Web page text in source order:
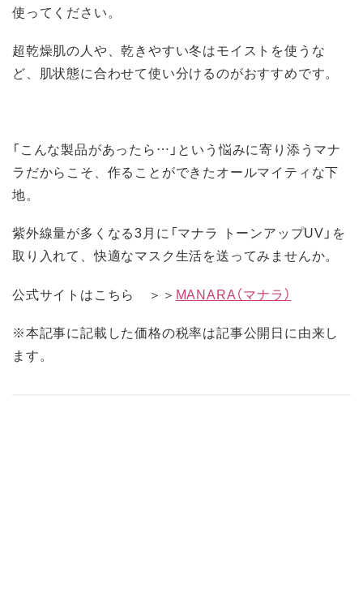
使ってください。
超乾燥肌の人や、乾きやすい冬はモイストを使うな
ど、肌状態に合わせて使い分けるのがおすすめです。
「こんな製品があったら…」という悩みに寄り添うマナ
ラだからこそ、作ることができたオールマイティな下
地。
紫外線量が多くなる3月に「マナラ トーンアップUV」を
取り入れて、快適なマスク生活を送ってみませんか。
公式サイトはこちら ＞＞ MANARA（マナラ）
※本記事に記載した価格の税率は記事公開日に由来し
ます。